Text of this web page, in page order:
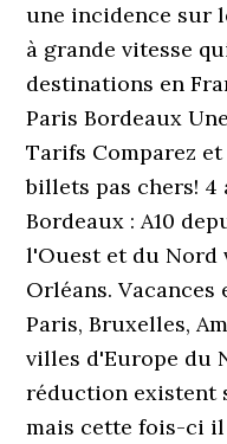
une incidence sur
à grande vitesse
destinations en
Paris Bordeaux
Tarifs Comparez
billets pas chers!
Bordeaux : A10
l'Ouest et du Nord
Orléans. Vacances
Paris, Bruxelles,
villes d'Europe du
réduction existent
mais cette fois-ci